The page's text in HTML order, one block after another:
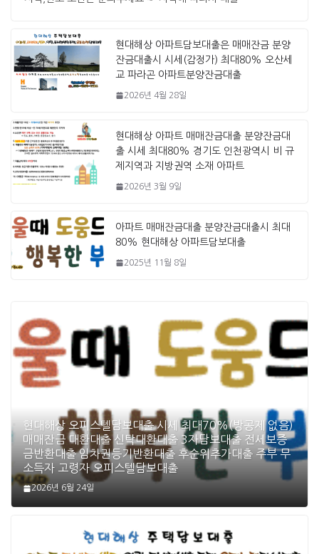
현대해상 아파트담보대출은 매매잔금 분양
잔금대출시 시세(감정가) 최대80% 오산세
교 파라곤 아파트분양잔금대출
2026년 4월 28일
현대해상 아파트 매매잔금대출 분양잔금대
출 시세 최대80% 경기도 인천광역시 비 규
제지역과 지방권역 소재 아파트
2026년 3월 9일
아파트 매매잔금대출 분양잔금대출시 최대
80% 현대해상 아파트담보대출
2025년 11월 8일
현대해상 오피스텔담보대출 시세 최대70%(방공제 없음)
매매잔금 대환대출 신탁대환대출 3자담보대출 전세보증
금반환대출 임차권등기반환대출 후순위추가대출 주부 무
소득자 고령자 오피스텔담보대출
2026년 6월 24일